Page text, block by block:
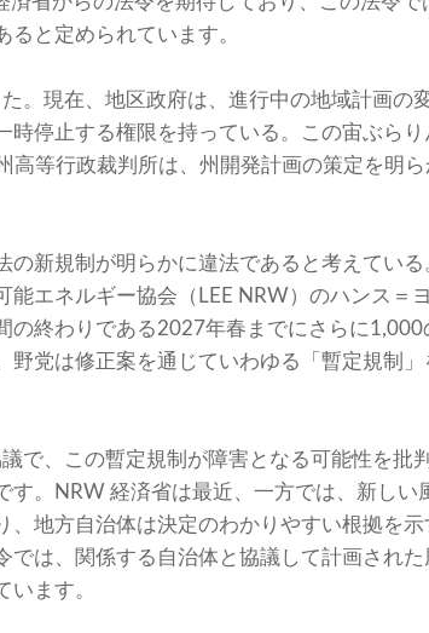
と定められています。
。現在、地区政府は、進行中の地域計画の
時停止する権限を持っている。この宙ぶら
高等行政裁判所は、州開発計画の策定を明
の新規制が明らかに違法であると考えてい
エネルギー協会（LEE NRW）のハンス＝
の終わりである2027年春までにさらに
党は修正案を通じていわゆる「暫定規制
で、この暫定規制が障害となる可能性を批
す。NRW 経済省は最近、一方では、新しい
、地方自治体は決定のわかりやすい根拠を
では、関係する自治体と協議して計画された
います。